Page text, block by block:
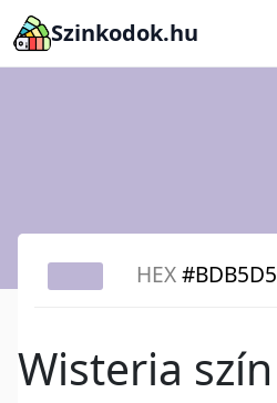
Szinkodok.hu
HEX#BDB5D5
Wisteria szín